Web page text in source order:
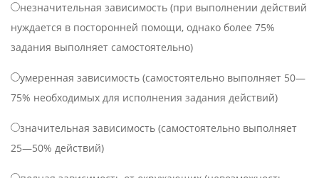
незначительная зависимость (при выполнении действий
нуждается в посторонней помощи, однако более 75%
задания выполняет самостоятельно)
умеренная зависимость (самостоятельно выполняет 50—
75% необходимых для исполнения задания действий)
значительная зависимость (самостоятельно выполняет
25—50% действий)